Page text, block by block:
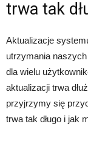
trwa tak
Aktualizacje
utrzymania
dla wielu
aktualizacji trwa
przyjrzymy się
trwa tak długo i jak